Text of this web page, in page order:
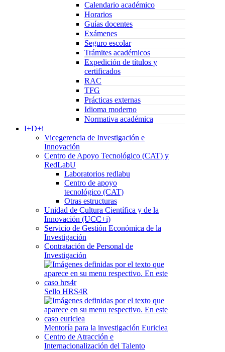
Calendario académico
Horarios
Guías docentes
Exámenes
Seguro escolar
Trámites académicos
Expedición de títulos y
certificados
RAC
TFG
Prácticas externas
Idioma moderno
Normativa académica
I+D+i
Vicegerencia de Investigación e
Innovación
Centro de Apoyo Tecnológico (CAT) y
RedLabU
Laboratorios redlabu
Centro de apoyo
tecnológico (CAT)
Otras estructuras
Unidad de Cultura Científica y de la
Innovación (UCC+i)
Servicio de Gestión Económica de la
Investigación
Contratación de Personal de
Investigación
Sello HRS4R
Mentoría para la investigación Euriclea
Centro de Atracción e
Internacionalización del Talento